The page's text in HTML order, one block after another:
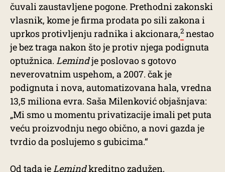
čuvali zaustavljene pogone. Prethodni zakonski
vlasnik, kome je firma prodata po sili zakona i
uprkos protivljenju radnika i akcionara,2 nestao
je bez traga nakon što je protiv njega podignuta
optužnica. Lemindje poslovao s gotovo
neverovatnim uspehom, a 2007. čak je
podignuta i nova, automatizovana hala, vredna
13,5 miliona evra. Saša Milenković objašnjava:
„Mi smo u momentu privatizacije imali pet puta
veću proizvodnju nego obično, a novi gazda je
tvrdio da poslujemo s gubicima.“
Od tada jeLemindkreditno zadužen,